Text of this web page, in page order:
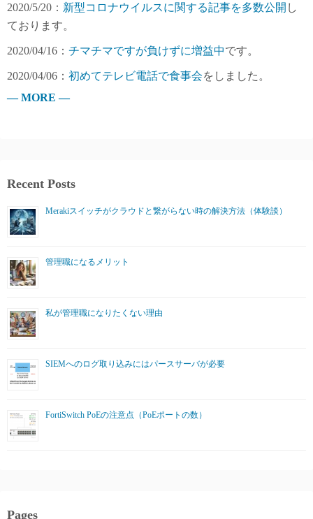
2020/5/20： 新型コロナウイルスに関する記事を多数公開 し
ております。
2020/04/16： チマチマですが負けずに増益中です。
2020/04/06： 初めてテレビ電話で食事会をしました。
— MORE —
Recent Posts
Merakiスイッチがクラウドと繋がらない時の解決方法（体験談）
管理職になるメリット
私が管理職になりたくない理由
SIEMへのログ取り込みにはパースサーバが必要
FortiSwitch PoEの注意点（PoEポートの数）
Pages